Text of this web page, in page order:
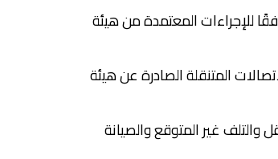
للإجراءات المعتمدة من هيئة
المتنقلة الصادرة عن هيئة
غير المتوقع والصيانة